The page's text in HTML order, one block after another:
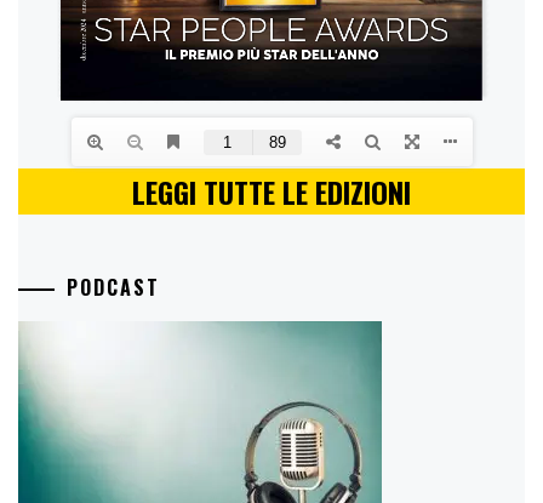
LEGGI TUTTE LE EDIZIONI
PODCAST